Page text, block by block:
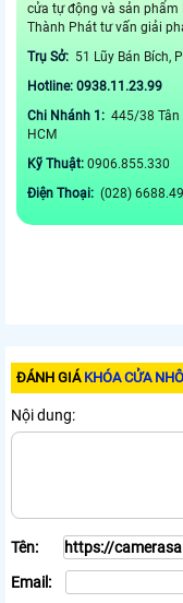
cửa tự động và sản phẩm
Thành Phát tư vấn giải
Trụ Sở: 51 Lũy Bán Bích,
Hotline: 0938.11.23.99
Chi Nhánh 1: 445/38 Tân
HCM
Kỹ Thuật: 0906.855.330
Điện Thoại: (028)
ĐÁNH GIÁ KHÓA CỬA
Nội dung:
Tên:
Email: